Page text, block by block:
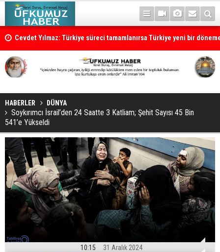
Cevdet Yılmaz: Türkiye süreci tamamlanırsa Türkiye yeni bir
HABERLER DÜNYA
Soykırımcı İsrail’den 24 Saatte 3 Katliam; Şehit Sayısı 45 Bin
541’e Yükseldi
10:15 31 Aralık 2024